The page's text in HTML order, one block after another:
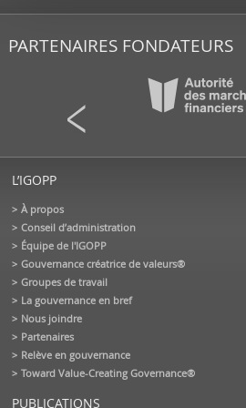
PARTENAIRES FONDATEURS
L’IGOPP
À propos
Conseil d’administration
Équipe de l'IGOPP
Gouvernance créatrice de valeurs®
Groupes de travail
La gouvernance en bref
Nous joindre
Partenaires
Relève en gouvernance
Toward Value-Creating Governance®
PUBLICATIONS